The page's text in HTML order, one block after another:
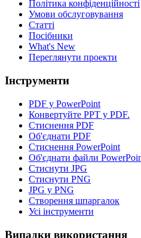
Політика конфіденційності
Умови обслуговування
Статті
Посібники
What's New
Переглянути проекти
Інструменти
PDF у PowerPoint
Конвертуйте PPT у PDF.
Стиснення PDF
Об'єднати PDF
Стиснення PowerPoint
Об'єднати файли
Стиснути JPG
Стиснути PNG
JPG у PNG
Створення шпаргалок
Усі інструменти
Випадки використання